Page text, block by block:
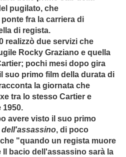
pugilato, che
fra la carriera di
di regista.
realizzò due servizi che
Rocky Graziano e quella
pochi mesi dopo gira
suo primo film della durata di
la giornata che
tra lo stesso Cartier e
1950.
avere visto il suo primo
dell'assassino, di poco
"quando un regista muore
bacio dell'assassino sarà la